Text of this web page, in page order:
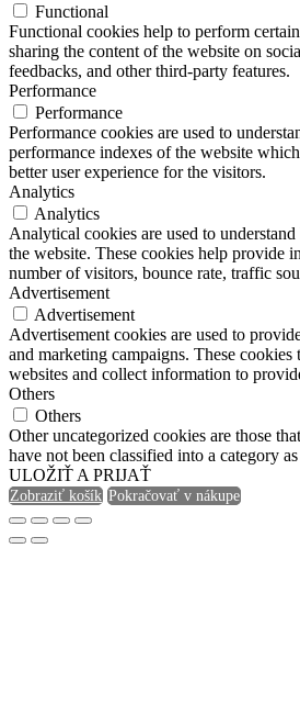
Functional
Functional cookies help to perform
sharing the content of the website on
feedbacks, and other third-party features.
Performance
Performance
Performance cookies are used to
performance indexes of the website
better user experience for the visitors.
Analytics
Analytics
Analytical cookies are used to
the website. These cookies help provide
number of visitors, bounce rate, traffic
Advertisement
Advertisement
Advertisement cookies are used to
and marketing campaigns. These cookies
websites and collect information to
Others
Others
Other uncategorized cookies are those
have not been classified into a category
ULOŽIŤ A PRIJAŤ
Zobraziť košík Pokračovať v nákupe